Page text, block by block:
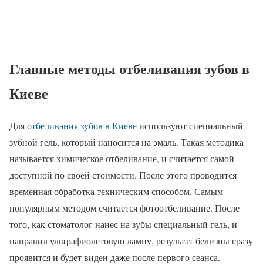
Главные методы отбеливания зубов в
Киеве
Дляотбеливания зубов в Киевеиспользуют специальный
зубной гель, который наносится на эмаль. Такая методика
называется химическое отбеливание, и считается самой
доступной по своей стоимости. После этого проводится
временная обработка техническим способом. Самым
популярным методом считается фотоотбеливание. После
того, как стоматолог нанес на зубы специальный гель, и
направил ультрафиолетовую лампу, результат белизны сразу
проявится и будет виден даже после первого сеанса.